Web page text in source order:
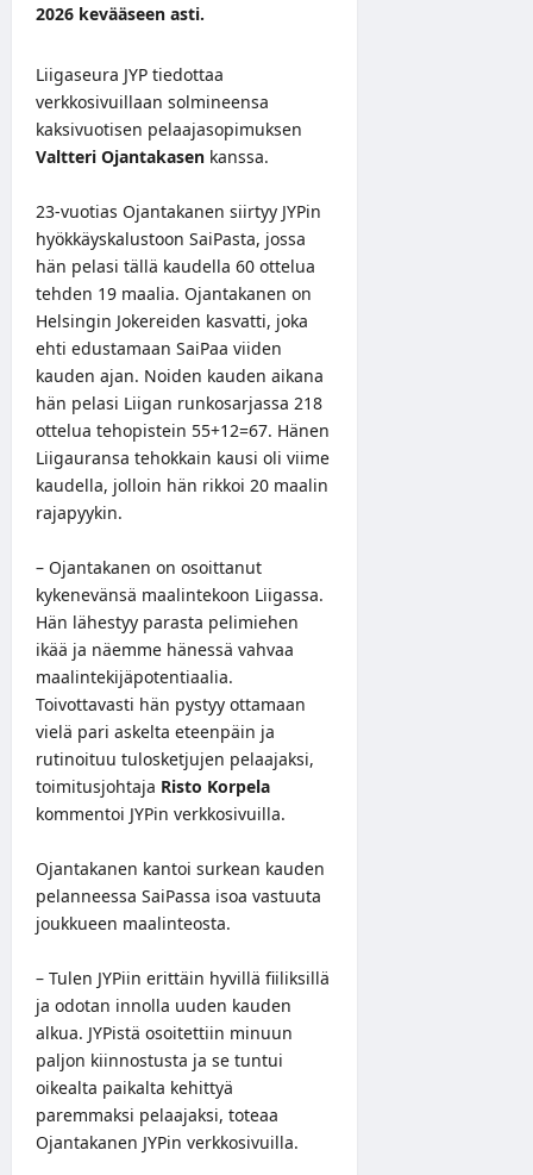
2026 kevääseen asti.
Liigaseura JYP tiedottaa
verkkosivuillaan solmineensa
kaksivuotisen pelaajasopimuksen
Valtteri Ojantakasen kanssa.
23-vuotias Ojantakanen siirtyy JYPin
hyökkäyskalustoon SaiPasta, jossa
hän pelasi tällä kaudella 60 ottelua
tehden 19 maalia. Ojantakanen on
Helsingin Jokereiden kasvatti, joka
ehti edustamaan SaiPaa viiden
kauden ajan. Noiden kauden aikana
hän pelasi Liigan runkosarjassa 218
ottelua tehopistein 55+12=67. Hänen
Liigauransa tehokkain kausi oli viime
kaudella, jolloin hän rikkoi 20 maalin
rajapyykin.
– Ojantakanen on osoittanut
kykenevänsä maalintekoon Liigassa.
Hän lähestyy parasta pelimiehen
ikää ja näemme hänessä vahvaa
maalintekijäpotentiaalia.
Toivottavasti hän pystyy ottamaan
vielä pari askelta eteenpäin ja
rutinoituu tulosketjujen pelaajaksi,
toimitusjohtaja Risto Korpela
kommentoi JYPin verkkosivuilla.
Ojantakanen kantoi surkean kauden
pelanneessa SaiPassa isoa vastuuta
joukkueen maalinteosta.
– Tulen JYPiin erittäin hyvillä fiiliksillä
ja odotan innolla uuden kauden
alkua. JYPistä osoitettiin minuun
paljon kiinnostusta ja se tuntui
oikealta paikalta kehittyä
paremmaksi pelaajaksi, toteaa
Ojantakanen JYPin verkkosivuilla.